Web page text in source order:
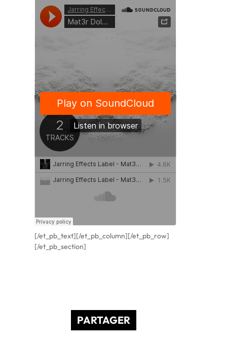
[/et_pb_text][/et_pb_column][/et_pb_row]
[/et_pb_section]
PARTAGER